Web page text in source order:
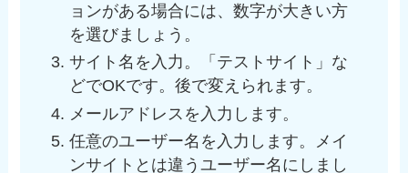
ョンがある場合には、数字が大きい方
を選びましょう。
サイト名を入力。「テストサイト」な
どでOKです。後で変えられます。
メールアドレスを入力します。
任意のユーザー名を入力します。メイ
ンサイトとは違うユーザー名にしまし